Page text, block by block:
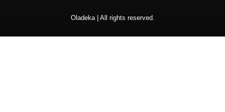
Oladeka | All rights reserved.